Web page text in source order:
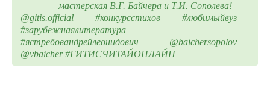
мастерская В.Г. Байчера и Т.И. Сополева!
@gitis.official #конкурсстихов #любимыйвуз
#зарубежнаялитература
#ястребовандрейлеонидович @baichersopolov
@vbaicher#ГИТИСЧИТАЙОНЛАЙН